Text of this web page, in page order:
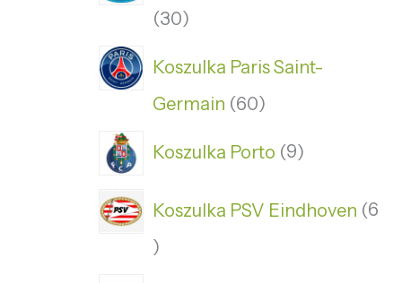
30
Koszulka Paris Saint-
Germain 60
Koszulka Porto 9
Koszulka PSV Eindhoven 6